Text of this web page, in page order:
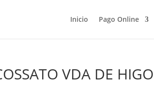
Inicio Pago Online
VDA DE